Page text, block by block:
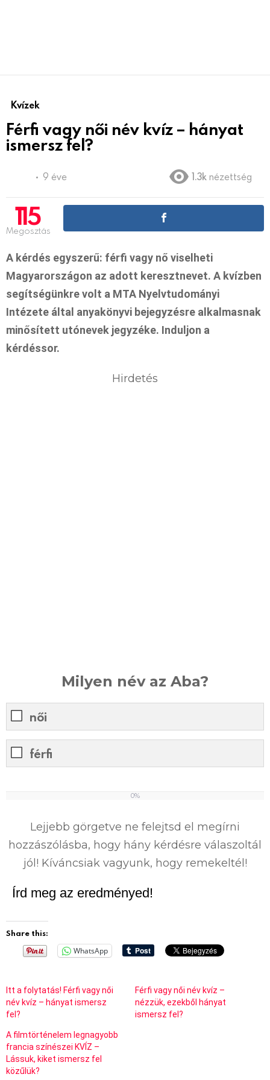
Kvízek
Férfi vagy női név kvíz – hányat
ismersz fel?
9 éve 1.3k nézettség
115
Megosztás
A kérdés egyszerű: férfi vagy nő viselheti
Magyarországon az adott keresztnevet. A kvízben
segítségünkre volt a MTA Nyelvtudományi
Intézete által anyakönyvi bejegyzésre alkalmasnak
minősített utónevek jegyzéke. Induljon a
kérdéssor.
Hirdetés
Milyen név az Aba?
női
férfi
0%
Lejjebb görgetve ne felejtsd el megírni
hozzászólásba, hogy hány kérdésre válaszoltál
jól! Kíváncsiak vagyunk, hogy remekeltél!
Írd meg az eredményed!
Share this:
WhatsApp
Itt a folytatás! Férfi vagy női
név kvíz – hányat ismersz
fel?
Férfi vagy női név kvíz –
nézzük, ezekből hányat
ismersz fel?
A filmtörténelem legnagyobb
francia színészei KVÍZ –
Lássuk, kiket ismersz fel
közűlük?